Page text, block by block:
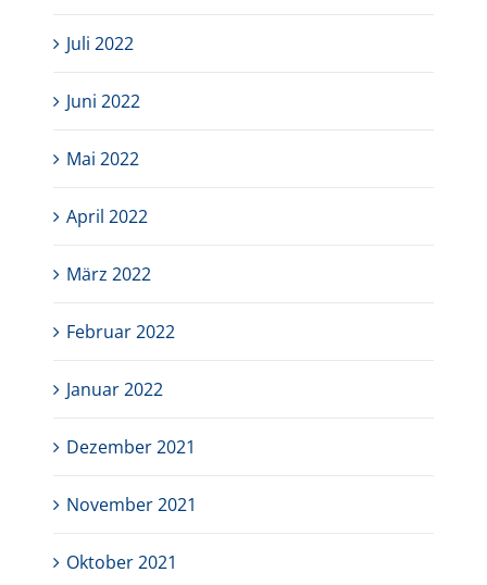
Juli 2022
Juni 2022
Mai 2022
April 2022
März 2022
Februar 2022
Januar 2022
Dezember 2021
November 2021
Oktober 2021